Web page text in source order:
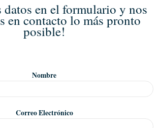
datos en el formulario y nos
en contacto lo más pronto
posible!
Nombre
Correo Electrónico